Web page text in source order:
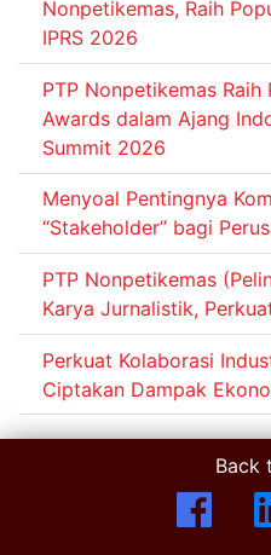
Nonpetikemas, Raih
IPRS 2026
PTP Nonpetikemas
Awards dalam Ajang
Summit 2026
Menyoal Pentingnya
“Stakeholder” bagi
PTP Nonpetikemas
Karya Jurnalistik,
Perkuat Kolaborasi
Ciptakan Dampak
Back